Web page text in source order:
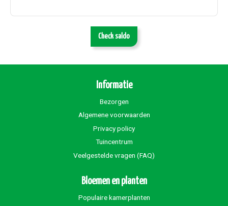
Check saldo
Informatie
Bezorgen
Algemene voorwaarden
Privacy policy
Tuincentrum
Veelgestelde vragen (FAQ)
Bloemen en planten
Populaire kamerplanten